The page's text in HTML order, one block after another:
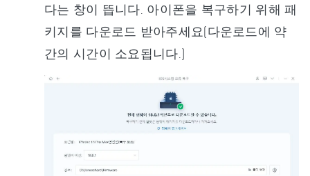
다는 창이 뜹니다. 아이폰을 복구하기 위해 패
키지를 다운로드 받아주세요(다운로드에 약
간의 시간이 소요됩니다.)